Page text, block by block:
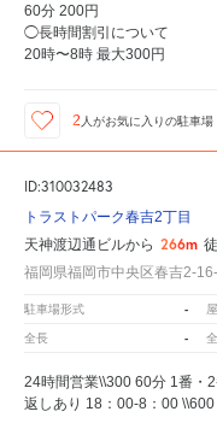
60分 200円
◯長時間割引について
20時〜8時 最大300円
2 人がお気に入りの駐車場
ID:310032483
トラストパーク春吉2丁目
天神渡辺通ビルから 266m
福岡県福岡市中央区春吉2-
駐車場形式 -
全長 -
24時間営業\\300 60分 1番・
返しあり 18：00-8：00